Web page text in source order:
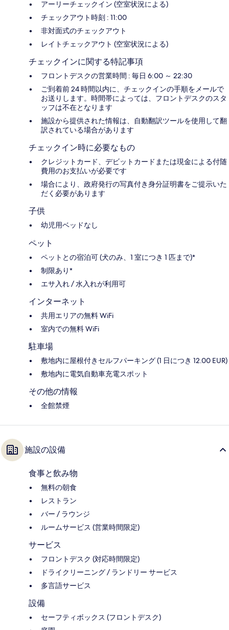
アーリーチェックイン (空室状況による)
チェックアウト時刻 : 11:00
非対面式のチェックアウト
レイトチェックアウト (空室状況による)
チェックインに関する特記事項
フロントデスクの営業時間 : 毎日 6:00 ～ 22:30
ご到着前 24 時間以内に、チェックインの手順をメールで
お送りします。時間帯によっては、フロントデスクのスタ
ッフは不在となります
施設から提供された情報は、自動翻訳ツールを使用して翻
訳されている場合があります
チェックイン時に必要なもの
クレジットカード、デビットカードまたは現金による付随
費用のお支払いが必要です
場合により、政府発行の写真付き身分証明書をご提示いた
だく必要があります
子供
幼児用ベッドなし
ペット
ペットとの宿泊可 (犬のみ、1 室につき 1 匹まで)*
制限あり*
エサ入れ / 水入れが利用可
インターネット
共用エリアの無料 WiFi
室内での無料 WiFi
駐車場
敷地内に屋根付きセルフパーキング (1 日につき 12.00 EUR)
敷地内に電気自動車充電スポット
その他の情報
全館禁煙
施設の設備
食事と飲み物
無料の朝食
レストラン
バー / ラウンジ
ルームサービス (営業時間限定)
サービス
フロントデスク (対応時間限定)
ドライクリーニング / ランドリー サービス
多言語サービス
設備
セーフティボックス (フロントデスク)